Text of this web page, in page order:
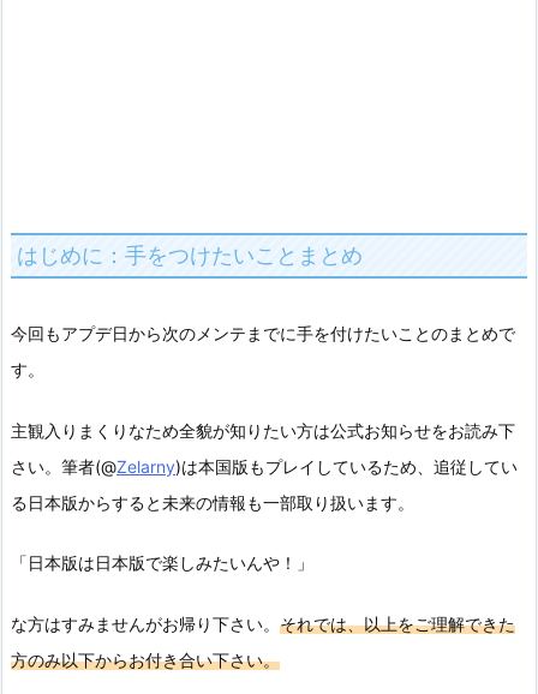
はじめに：手をつけたいことまとめ
今回もアプデ日から次のメンテまでに手を付けたいことのまとめで
す。
主観入りまくりなため全貌が知りたい方は公式お知らせをお読み下
さい。 筆者(@Zelarny)は本国版もプレイしているため、追従してい
る日本版からすると未来の情報も一部取り扱います。
「日本版は日本版で楽しみたいんや！」
な方はすみませんがお帰り下さい。 それでは、以上をご理解できた
方のみ以下からお付き合い下さい。